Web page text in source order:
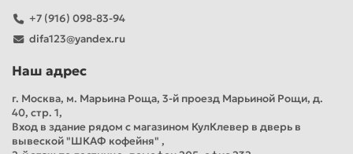
+7 (916) 098-83-94
difa123@yandex.ru
Наш адрес
г. Москва, м. Марьина Роща, 3-й проезд Марьиной Рощи, д.
40, стр. 1,
Вход в здание рядом с магазином КулКлевер в дверь в
вывеской "ШКАФ кофейня" ,